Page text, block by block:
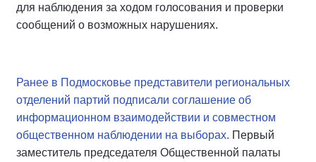
для наблюдения за ходом голосования и проверки
сообщений о возможных нарушениях.
Ранее в Подмосковье представители региональных
отделений партий подписали соглашение об
информационном взаимодействии и совместном
общественном наблюдении на выборах. Первый
заместитель председателя Общественной палаты